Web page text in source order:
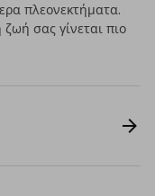
πλεονεκτήματα.
σας γίνεται πιο